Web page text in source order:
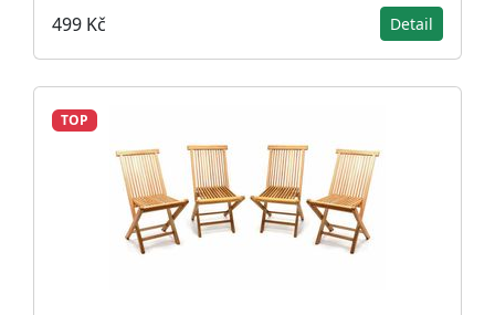
499 Kč Detail
TOP